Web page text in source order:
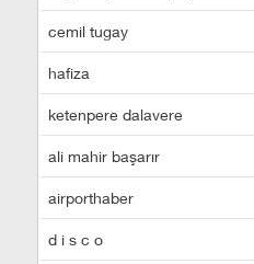
cemil tugay
hafiza
ketenpere dalavere
ali mahir başarır
airporthaber
d i s c o